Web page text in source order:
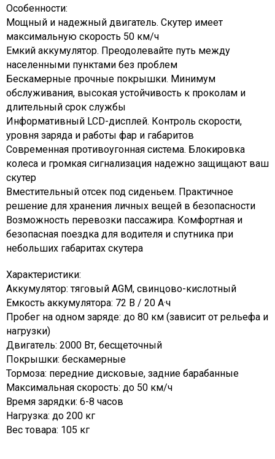
Особенности:
Мощный и надежный двигатель. Скутер имеет
максимальную скорость 50 км/ч
Емкий аккумулятор. Преодолевайте путь между
населенными пунктами без проблем
Бескамерные прочные покрышки. Минимум
обслуживания, высокая устойчивость к проколам и
длительный срок службы
Информативный LCD-дисплей. Контроль скорости,
уровня заряда и работы фар и габаритов
Современная противоугонная система. Блокировка
колеса и громкая сигнализация надежно защищают ваш
скутер
Вместительный отсек под сиденьем. Практичное
решение для хранения личных вещей в безопасности
Возможность перевозки пассажира. Комфортная и
безопасная поездка для водителя и спутника при
небольших габаритах скутера
Характеристики:
Аккумулятор: тяговый AGM, свинцово-кислотный
Емкость аккумулятора: 72 В / 20 А·ч
Пробег на одном заряде: до 80 км (зависит от рельефа и
нагрузки)
Двигатель: 2000 Вт, бесщеточный
Покрышки: бескамерные
Тормоза: передние дисковые, задние барабанные
Максимальная скорость: до 50 км/ч
Время зарядки: 6-8 часов
Нагрузка: до 200 кг
Вес товара: 105 кг